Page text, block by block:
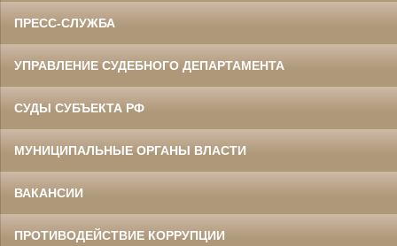
ПРЕСС-СЛУЖБА
УПРАВЛЕНИЕ СУДЕБНОГО ДЕПАРТАМЕНТА
СУДЫ СУБЪЕКТА РФ
МУНИЦИПАЛЬНЫЕ ОРГАНЫ ВЛАСТИ
ВАКАНСИИ
ПРОТИВОДЕЙСТВИЕ КОРРУПЦИИ